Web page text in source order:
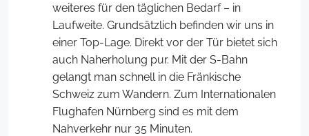
weiteres für den täglichen Bedarf – in
Laufweite. Grundsätzlich befinden wir uns in
einer Top-Lage. Direkt vor der Tür bietet sich
auch Naherholung pur. Mit der S-Bahn
gelangt man schnell in die Fränkische
Schweiz zum Wandern. Zum Internationalen
Flughafen Nürnberg sind es mit dem
Nahverkehr nur 35 Minuten.